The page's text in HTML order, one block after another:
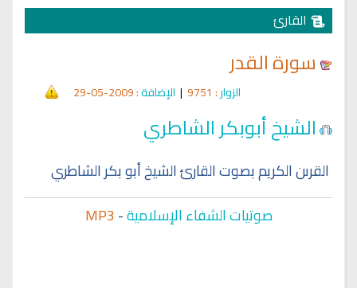
القارئ
سورة القدر
الزوار: 9751
| الإضافة: 2009-05-29
الشيخ أبوبكر الشاطري
القرىن الكريم بصوت القارئ الشيخ أبو بكر الشاطري
صوتيات الشفاء الإسلامية-
MP3